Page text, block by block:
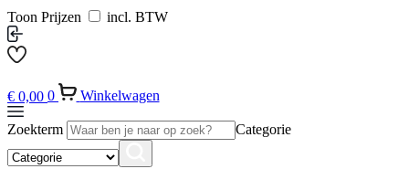
Toon Prijzen incl. BTW
€ 0,00 0 Winkelwagen
Zoekterm Categorie